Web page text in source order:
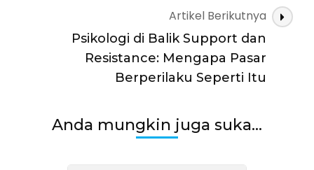
Resistance:
Menemukan
Titik
Entri
Artikel
Artikel Berikutnya
Psikologi di Balik Support dan
Resistance: Mengapa Pasar
Berperilaku Seperti Itu
Anda mungkin juga suka...